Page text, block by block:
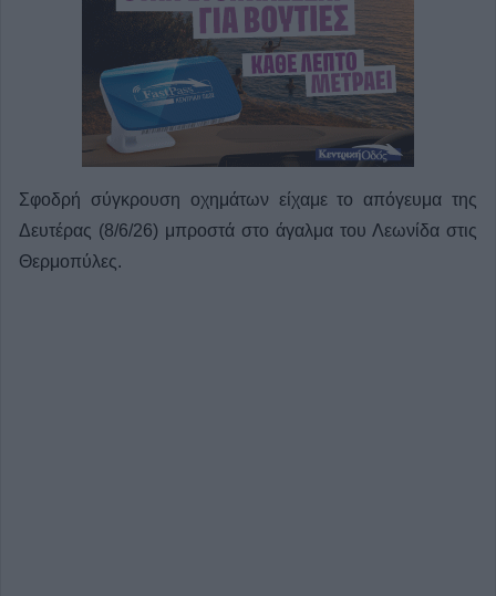
Σφοδρή σύγκρουση οχημάτων είχαμε το απόγευμα της
Δευτέρας (8/6/26) μπροστά στο άγαλμα του Λεωνίδα στις
Θερμοπύλες.